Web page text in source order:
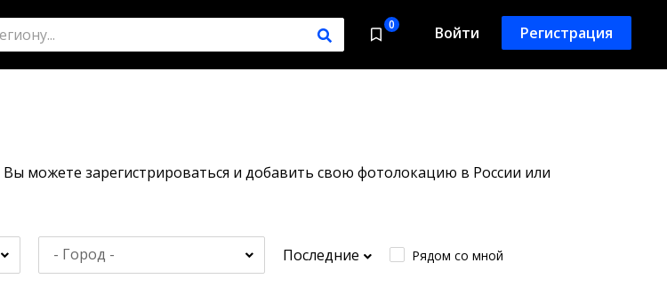
0 Войти Регистрация
можете зарегистрироваться и добавить свою фотолокацию в России или
Последние Рядом со мной